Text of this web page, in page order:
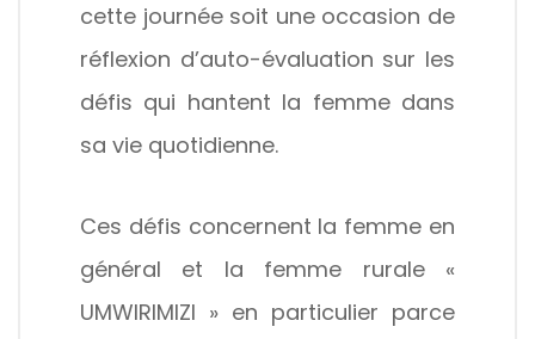
cette journée soit une occasion de
réflexion d’auto-évaluation sur les
défis qui hantent la femme dans
sa vie quotidienne.
Ces défis concernent la femme en
général et la femme rurale «
UMWIRIMIZI » en particulier parce